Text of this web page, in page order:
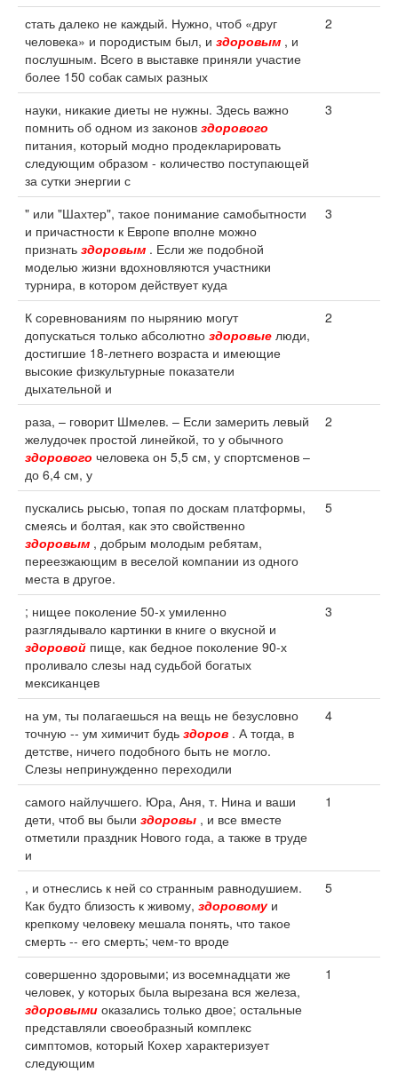
стать далеко не каждый. Нужно, чтоб «друг
человека» и породистым был, и здоровым , и
послушным. Всего в выставке приняли участие
более 150 собак самых разных
2
науки, никакие диеты не нужны. Здесь важно
помнить об одном из законов здорового
питания, который модно продекларировать
следующим образом - количество поступающей
за сутки энергии с
3
" или "Шахтер", такое понимание самобытности
и причастности к Европе вполне можно
признать здоровым . Если же подобной
моделью жизни вдохновляются участники
турнира, в котором действует куда
3
К соревнованиям по нырянию могут
допускаться только абсолютно здоровые люди,
достигшие 18-летнего возраста и имеющие
высокие физкультурные показатели
дыхательной и
2
раза, – говорит Шмелев. – Если замерить левый
желудочек простой линейкой, то у обычного
здорового человека он 5,5 см, у спортсменов –
до 6,4 см, у
2
пускались рысью, топая по доскам платформы,
смеясь и болтая, как это свойственно
здоровым , добрым молодым ребятам,
переезжающим в веселой компании из одного
места в другое.
5
; нищее поколение 50-х умиленно
разглядывало картинки в книге о вкусной и
здоровой пище, как бедное поколение 90-х
проливало слезы над судьбой богатых
мексиканцев
3
на ум, ты полагаешься на вещь не безусловно
точную -- ум химичит будь здоров . А тогда, в
детстве, ничего подобного быть не могло.
Слезы непринужденно переходили
4
самого найлучшего. Юра, Аня, т. Нина и ваши
дети, чтоб вы были здоровы , и все вместе
отметили праздник Нового года, а также в труде
и
1
, и отнеслись к ней со странным равнодушием.
Как будто близость к живому, здоровомуи
крепкому человеку мешала понять, что такое
смерть -- его смерть; чем-то вроде
5
совершенно здоровыми; из восемнадцати же
человек, у которых была вырезана вся железа,
здоровыми оказались только двое; остальные
представляли своеобразный комплекс
симптомов, который Кохер характеризует
следующим
1